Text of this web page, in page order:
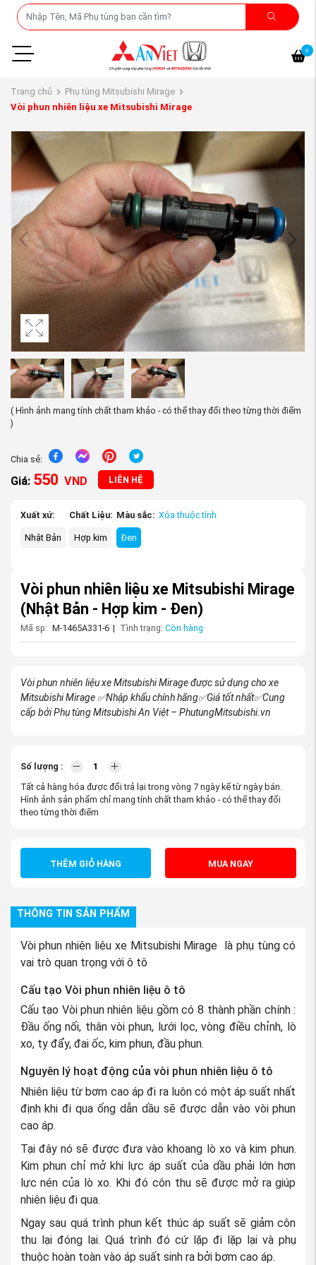
0
Trang chủ
Phụ tùng Mitsubishi Mirage
Vòi phun nhiên liệu xe Mitsubishi Mirage
( Hình ảnh mang tính chất tham khảo - có thể thay đổi theo từng thời điểm
)
Chia sẻ:
Giá: 550 VND LIÊN HỆ
Xuất xứ:
Nhật Bản
Chất Liệu:
Hợp kim
Màu sắc:
Đen
Xóa thuộc tính
Vòi phun nhiên liệu xe Mitsubishi Mirage
(Nhật Bản - Hợp kim - Đen)
Mã sp: M-1465A331-6 | Tình trạng: Còn hàng
Vòi phun nhiên liệu xe Mitsubishi Mirage được sử dụng cho xe
Mitsubishi Mirage ✅Nhập khẩu chính hãng✅Giá tốt nhất✅Cung
cấp bởi Phụ tùng Mitsubishi An Việt – PhutungMitsubishi.vn
Số lượng :
Tất cả hàng hóa được đổi trả lại trong vòng 7 ngày kể từ ngày bán.
Hình ảnh sản phẩm chỉ mang tính chất tham khảo - có thể thay đổi
theo từng thời điểm
THÊM GIỎ HÀNG MUA NGAY
THÔNG TIN SẢN PHẨM
Vòi phun nhiên liệu xe Mitsubishi Mirage là phụ tùng có
vai trò quan trọng với ô tô
Cấu tạo Vòi phun nhiên liệu ô tô
Cấu tạo Vòi phun nhiên liệu gồm có 8 thành phần chính :
Đầu ống nối, thân vòi phun, lưới lọc, vòng điều chỉnh, lò
xo, ty đẩy, đai ốc, kim phun, đầu phun.
Nguyên lý hoạt động của vòi phun nhiên liệu ô tô
Nhiên liệu từ bơm cao áp đi ra luôn có một áp suất nhất
định khi đi qua ống dẫn dầu sẽ được dẫn vào vòi phun
cao áp.
Tại đây nó sẽ được đưa vào khoang lò xo và kim phun.
Kim phun chỉ mở khi lực áp suất của dầu phải lớn hơn
lực nén của lò xo. Khi đó côn thu sẽ được mở ra giúp
nhiên liệu đi qua.
Ngay sau quá trình phun kết thúc áp suất sẽ giảm côn
thu lại đóng lại. Quá trình đó cứ lặp đi lặp lại và phụ
thuộc hoàn toàn vào áp suất sinh ra bởi bơm cao áp.